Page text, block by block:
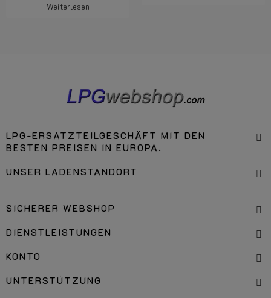
Weiterlesen
LPG-ERSATZTEILGESCHÄFT MIT DEN
BESTEN PREISEN IN EUROPA.
UNSER LADENSTANDORT
SICHERER WEBSHOP
DIENSTLEISTUNGEN
KONTO
UNTERSTÜTZUNG